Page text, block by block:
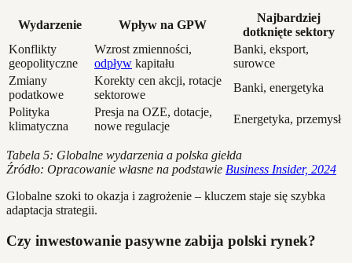
Wydarzenie Wpływ na GPW
Najbardziej
dotknięte sektory
Konflikty
geopolityczne
Wzrost zmienności,
odpływ kapitału
Banki, eksport,
surowce
Zmiany
podatkowe
Korekty cen akcji, rotacje
sektorowe
Banki, energetyka
Polityka
klimatyczna
Presja na OZE, dotacje,
nowe regulacje
Energetyka, przemysł
Tabela 5: Globalne wydarzenia a polska giełda
Źródło: Opracowanie własne na podstawie Business Insider, 2024
Globalne szoki to okazja i zagrożenie – kluczem staje się szybka
adaptacja strategii.
Czy inwestowanie pasywne zabija polski rynek?